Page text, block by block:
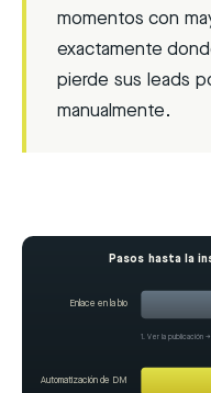
momentos con
exactamente
pierde sus leads
manualmente.
Pasos hasta la
Enlace en la bio
Automatización de DM
1. Ver la publicación